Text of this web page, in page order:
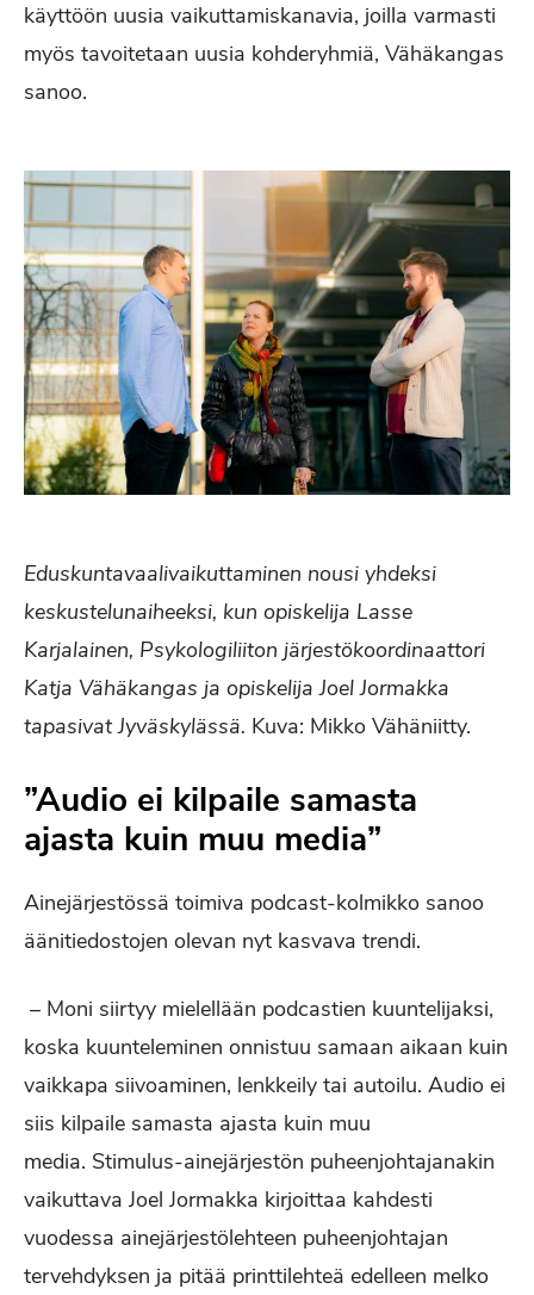
käyttöön uusia vaikuttamiskanavia, joilla varmasti
myös tavoitetaan uusia kohderyhmiä, Vähäkangas
sanoo.
Eduskuntavaalivaikuttaminen nousi yhdeksi
keskustelunaiheeksi, kun opiskelija Lasse
Karjalainen, Psykologiliiton järjestökoordinaattori
Katja Vähäkangas ja opiskelija Joel Jormakka
tapasivat Jyväskylässä. Kuva: Mikko Vähäniitty.
”Audio ei kilpaile samasta
ajasta kuin muu media”
Ainejärjestössä toimiva podcast-kolmikko sanoo
äänitiedostojen olevan nyt kasvava trendi.
– Moni siirtyy mielellään podcastien kuuntelijaksi,
koska kuunteleminen onnistuu samaan aikaan kuin
vaikkapa siivoaminen, lenkkeily tai autoilu. Audio ei
siis kilpaile samasta ajasta kuin muu
media. Stimulus-ainejärjestön puheenjohtajanakin
vaikuttava Joel Jormakka kirjoittaa kahdesti
vuodessa ainejärjestölehteen puheenjohtajan
tervehdyksen ja pitää printtilehteä edelleen melko